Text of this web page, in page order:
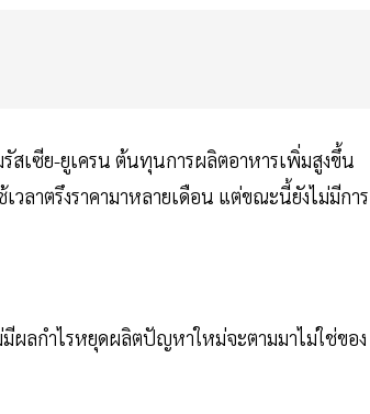
สเซีย-ยูเครน ต้นทุนการผลิตอาหารเพิ่มสูงขึ้น
วลาตรึงราคามาหลายเดือน แต่ขณะนี้ยังไม่มีการ
ผลกำไรหยุดผลิตปัญหาใหม่จะตามมาไม่ใช่ของ